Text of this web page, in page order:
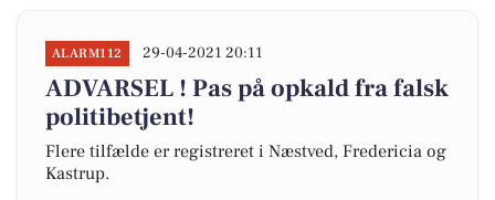
ALARM112 29-04-2021 20:11
ADVARSEL ! Pas på opkald fra falsk
politibetjent!
Flere tilfælde er registreret i Næstved, Fredericia og
Kastrup.